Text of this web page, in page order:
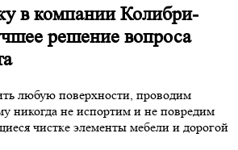
в компании Колибри-
решение вопроса
любую поверхности, проводим
никогда не испортим и не повредим
чистке элементы мебели и дорогой